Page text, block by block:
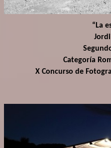
“La
Categoría
X Concurso de